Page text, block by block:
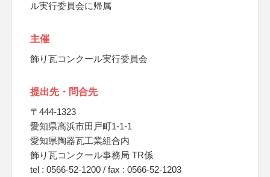
ル実行委員会に帰属
主催
飾り瓦コンクール実行委員会
提出先・問合先
〒444-1323
愛知県高浜市田戸町1-1-1
愛知県陶器瓦工業組合内
飾り瓦コンクール事務局 TR係
tel : 0566-52-1200 / fax : 0566-52-1203